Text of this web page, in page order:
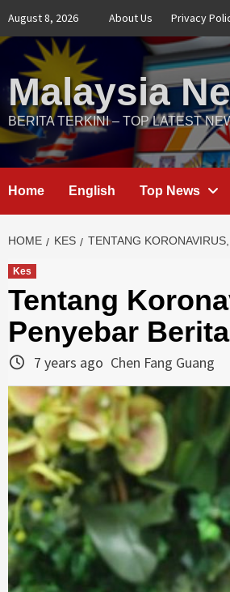
content
August 8, 2026 About Us Privacy
Malaysia
BERITA TERKINI – TOP LATEST
Home English Top News
HOME KES TENTANG
Kes
Tentang
Penyebar
7 years ago Chen Fang Guang